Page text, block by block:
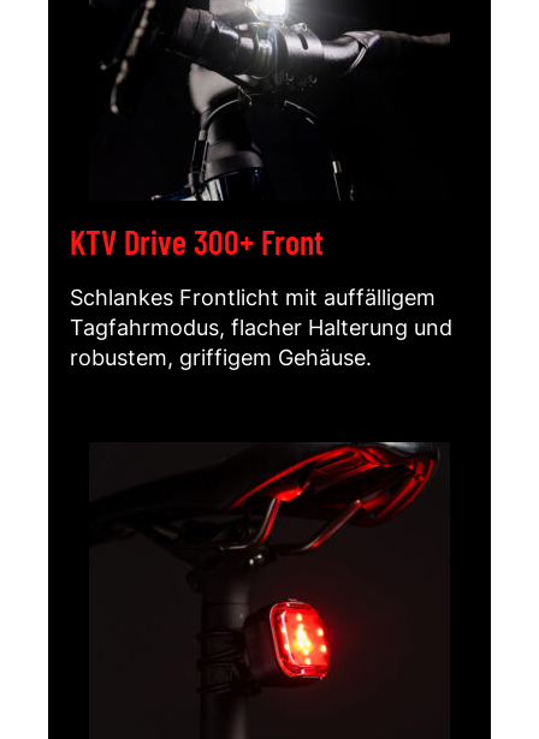
KTV Drive 300+ Front
Schlankes Frontlicht mit auffälligem
Tagfahrmodus, flacher Halterung und
robustem, griffigem Gehäuse.